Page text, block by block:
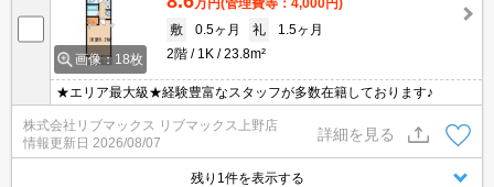
画像：18枚
万円(管理費等：4,000円)
敷
0.5ヶ月 礼
1.5ヶ月
2階
1K 23.8m²
★エリア最大級★経験豊富なスタッフが多数在籍しております♪
株式会社リブマックス リブマックス上野店
情報更新日 2026/08/07
詳細を見る
残り1件を表示する